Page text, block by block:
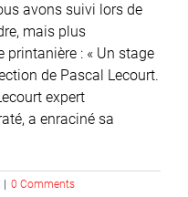
avons suivi lors de
mais plus
: « Un stage
de Pascal Lecourt.
expert
a enraciné sa
0 Comments